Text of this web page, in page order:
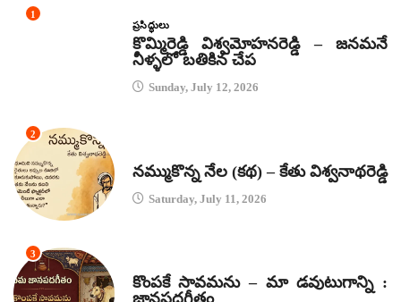
1
ప్రసిద్ధులు
కొమ్మిరెడ్డి విశ్వమోహనరెడ్డి – జనమనే
నీళ్ళలో బతికిన చేప
Sunday, July 12, 2026
2
నమ్ముకొన్న నేల (కథ) – కేతు విశ్వనాథరెడ్డి
Saturday, July 11, 2026
3
కొంపకే సావమను – మా డవుటుగాన్ని :